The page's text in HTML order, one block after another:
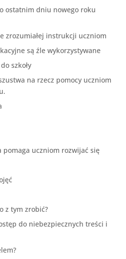
ostatnim dniu nowego roku
zrozumiałej instrukcji uczniom
są źle wykorzystywane
szkoły
na rzecz pomocy uczniom
uczniom rozwijać się
z tym zrobić?
do niebezpiecznych treści i